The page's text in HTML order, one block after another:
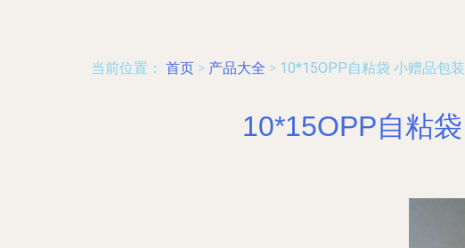
当前位置： 首页 > 产品大全 > 10*15OPP自粘袋 小赠品包
10*15OPP自粘